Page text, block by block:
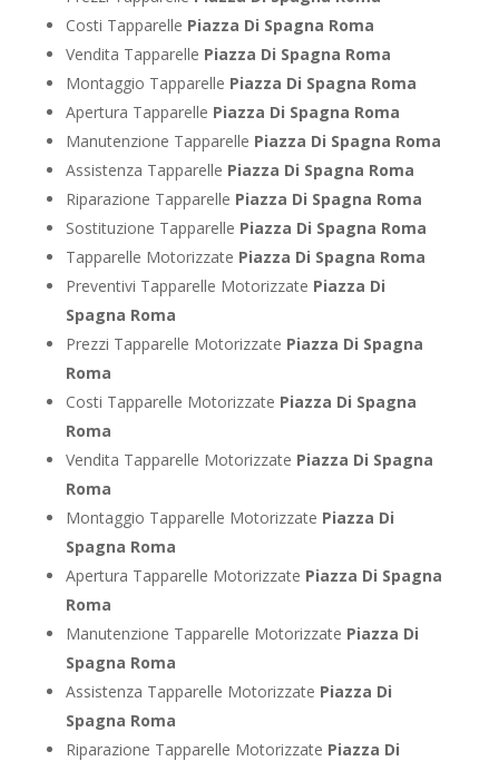
Costi Tapparelle Piazza Di Spagna Roma
Vendita Tapparelle Piazza Di Spagna Roma
Montaggio Tapparelle Piazza Di Spagna Roma
Apertura Tapparelle Piazza Di Spagna Roma
Manutenzione Tapparelle Piazza Di Spagna Roma
Assistenza Tapparelle Piazza Di Spagna Roma
Riparazione Tapparelle Piazza Di Spagna Roma
Sostituzione Tapparelle Piazza Di Spagna Roma
Tapparelle Motorizzate Piazza Di Spagna Roma
Preventivi Tapparelle Motorizzate Piazza Di
Spagna Roma
Prezzi Tapparelle Motorizzate Piazza Di Spagna
Roma
Costi Tapparelle Motorizzate Piazza Di Spagna
Roma
Vendita Tapparelle Motorizzate Piazza Di Spagna
Roma
Montaggio Tapparelle Motorizzate Piazza Di
Spagna Roma
Apertura Tapparelle Motorizzate Piazza Di Spagna
Roma
Manutenzione Tapparelle Motorizzate Piazza Di
Spagna Roma
Assistenza Tapparelle Motorizzate Piazza Di
Spagna Roma
Riparazione Tapparelle Motorizzate Piazza Di